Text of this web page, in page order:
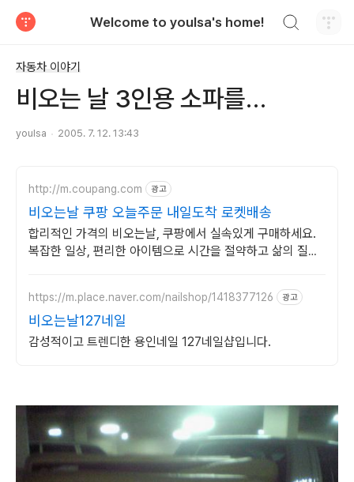
Welcome to youlsa's home!
자동차 이야기
비오는 날 3인용 소파를…
youlsa 2005. 7. 12. 13:43
http://m.coupang.com 광고
비오는날 쿠팡 오늘주문 내일도착 로켓배송
합리적인 가격의 비오는날, 쿠팡에서 실속있게 구매하세요.
복잡한 일상, 편리한 아이템으로 시간을 절약하고 삶의 질을
https://m.place.naver.com/nailshop/1418377126 광고
비오는날127네일
감성적이고 트렌디한 용인네일 127네일샵입니다.